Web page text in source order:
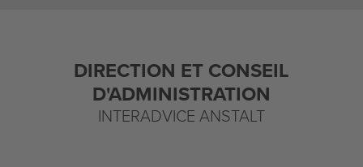
DIRECTION ET CONSEIL
D'ADMINISTRATION
INTERADVICE ANSTALT